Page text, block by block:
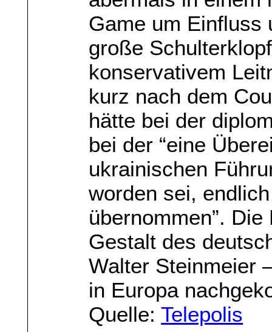
Game um Einfluss
große
konservativem
kurz nach dem
hätte bei der
bei der “eine
ukrainischen
worden sei,
übernommen”.
Gestalt des
Walter Steinmeier
in Europa
Quelle:Telepolis